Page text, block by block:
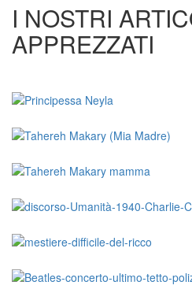
I NOSTRI
APPREZZATI